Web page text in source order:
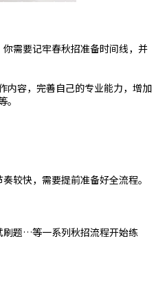
需要记牢春秋招准备时间线，并
内容，完善自己的专业能力，增加
较快，需要提前准备好全流程。
刷题…等一系列秋招流程开始练